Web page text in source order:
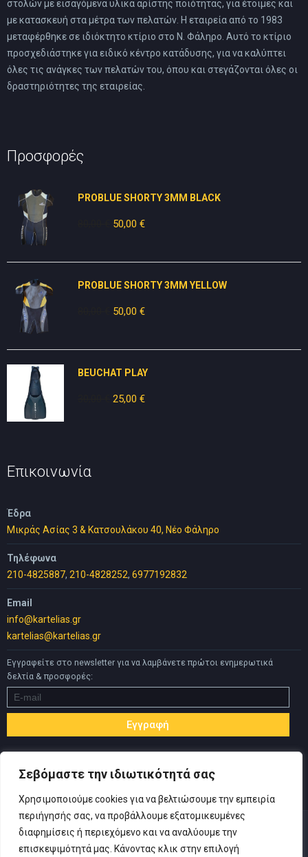
Σεβόμαστε την ιδιωτικότητά σας
Χρησιμοποιούμε cookies για να βελτιώσουμε την εμπειρία
περιήγησής σας, να προβάλλουμε εξατομικευμένες
διαφημίσεις ή περιεχόμενο και να αναλύουμε την
επισκεψιμότητά μας. Κάνοντας κλικ στην επιλογή
στολών με εισαγόμενα υλικά αρίστης ποιότητας, για έτοιμες και
με κατασκευή στα μέτρα των πελατών. Η εταιρεία από το 1983
μεταφέρθηκε σε ιδιόκτητο κτίριο στο Ν. Φάληρο. Αυτό το κτίριο
προσχεδιάστηκε για ειδικό κέντρο κατάδυσης, για να καλύπτει
όλες τις ανάγκες των πελατών του, όπου και στεγάζονται όλες οι
δραστηριότητες της εταιρείας.
Προσφορές
PROBLUE SHORTY 3MM BLACK
Original
50,00 €Η
50,00 €.
PROBLUE SHORTY 3MM YELLOW
Original
50,00 €Η
50,00 €.
BEUCHAT PLAY
Original
25,00 €Η
Επικοινωνία
Έδρα
Μικράς Ασίας 3 & Κατσουλάκου 40, Νέο Φάληρο
Τηλέφωνα
210-4825887, 210-4828252, 6977192832
Email
info@kartelias.gr
kartelias@kartelias.gr
Εγγραφείτε στο newsletter για να λαμβάνετε πρώτοι ενημερωτικά
δελτία & προσφορές: